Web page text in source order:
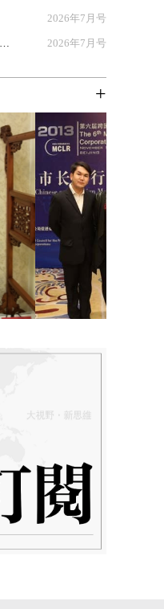
2026年7月号
2026年7月号
+